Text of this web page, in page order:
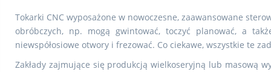
Tokarki CNC wyposażone w nowoczesne, zaawansowane
obróbczych, np. mogą gwintować, toczyć planować, a
niewspółosiowe otwory i frezować. Co ciekawe, wszystkie te
Zakłady zajmujące się produkcją wielkoseryjną lub masową